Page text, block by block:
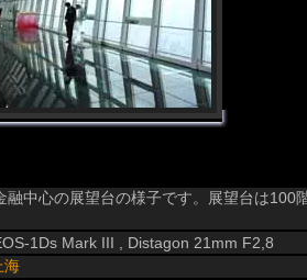
融中心の展望台の様子です。展望台は
1Ds Mark III , Distagon 21mm F2,8
海